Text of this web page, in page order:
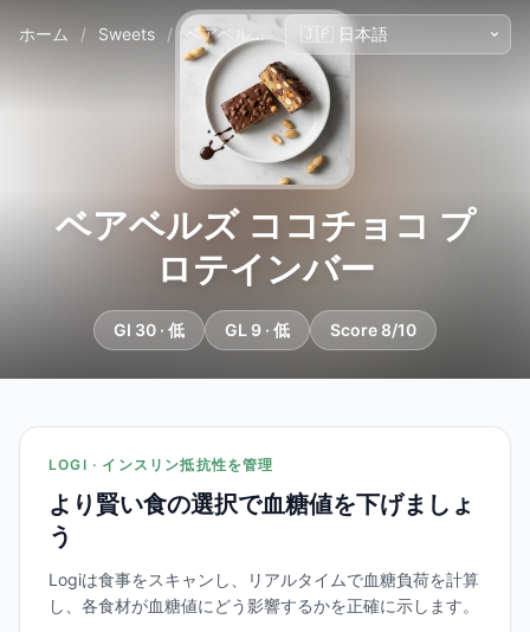
ホーム / Sweets / ベアベルズ ココチョコ プロテインバー
ベアベルズ ココチョコ プ
ロテインバー
GI 30 · 低 GL 9 · 低 Score 8/10
LOGI · インスリン抵抗性を管理
より賢い食の選択で血糖値を下げましょ
う
Logiは食事をスキャンし、リアルタイムで血糖負荷を計算
し、各食材が血糖値にどう影響するかを正確に示します。